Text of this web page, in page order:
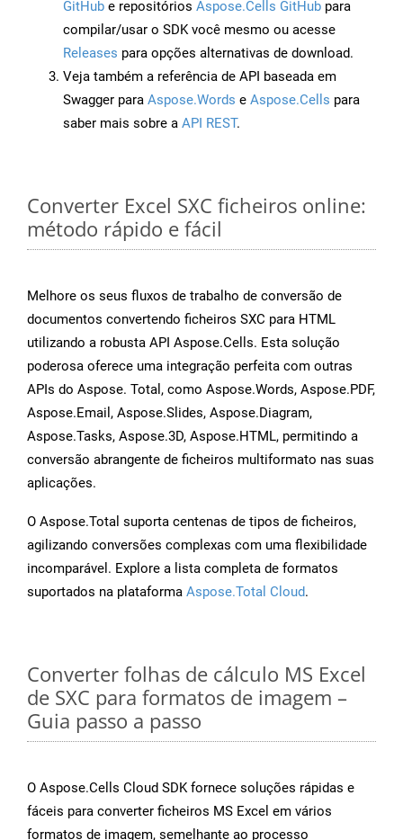
GitHub e repositórios Aspose.Cells GitHub para
compilar/usar o SDK você mesmo ou acesse
Releases para opções alternativas de download.
Veja também a referência de API baseada em
Swagger para Aspose.Words e Aspose.Cells para
saber mais sobre a API REST.
Converter Excel SXC ficheiros online:
método rápido e fácil
Melhore os seus fluxos de trabalho de conversão de
documentos convertendo ficheiros SXC para HTML
utilizando a robusta API Aspose.Cells. Esta solução
poderosa oferece uma integração perfeita com outras
APIs do Aspose. Total, como Aspose.Words, Aspose.PDF,
Aspose.Email, Aspose.Slides, Aspose.Diagram,
Aspose.Tasks, Aspose.3D, Aspose.HTML, permitindo a
conversão abrangente de ficheiros multiformato nas suas
aplicações.
O Aspose.Total suporta centenas de tipos de ficheiros,
agilizando conversões complexas com uma flexibilidade
incomparável. Explore a lista completa de formatos
suportados na plataforma Aspose.Total Cloud.
Converter folhas de cálculo MS Excel
de SXC para formatos de imagem –
Guia passo a passo
O Aspose.Cells Cloud SDK fornece soluções rápidas e
fáceis para converter ficheiros MS Excel em vários
formatos de imagem, semelhante ao processo